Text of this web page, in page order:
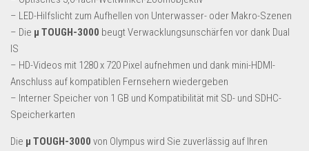
Wohnen & Einrichten
Restposten für Privatpersonen
eBay Restposten kaufen
Sonderposten-Angebote
Saison & Eventprodkte
– LED-Hilfslicht zum Aufhellen von Unterwasser- oder Makro-Szenen
– Die µ TOUGH-3000 beugt Verwacklungsunschärfen vor dank Dual
IS
– HD-Videos mit 1280 x 720 Pixel aufnehmen und dank mini-HDMI-
Anschluss auf kompatiblen Fernsehern wiedergeben
– Interner Speicher von 1 GB und Kompatibilität mit SD- und SDHC-
Speicherkarten
Die µ TOUGH-3000 von Olympus wird Sie zuverlässig auf Ihren